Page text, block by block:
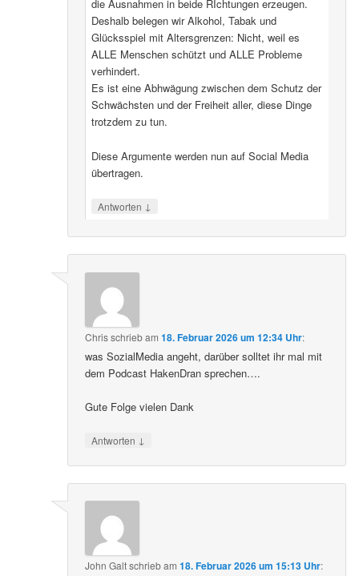
die Ausnahmen in beide RIchtungen erzeugen.
Deshalb belegen wir Alkohol, Tabak und
Glücksspiel mit Altersgrenzen: Nicht, weil es
ALLE Menschen schützt und ALLE Probleme
verhindert.
Es ist eine Abhwägung zwischen dem Schutz der
Schwächsten und der Freiheit aller, diese Dinge
trotzdem zu tun.
Diese Argumente werden nun auf Social Media
übertragen.
Antworten ↓
Chrisschriebam18. Februar 2026 um 12:34 Uhr:
was SozialMedia angeht, darüber solltet ihr mal mit
dem Podcast HakenDran sprechen….
Gute Folge vielen Dank
Antworten ↓
John Galtschriebam18. Februar 2026 um 15:13 Uhr: